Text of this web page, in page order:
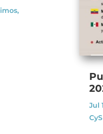
,
Jul